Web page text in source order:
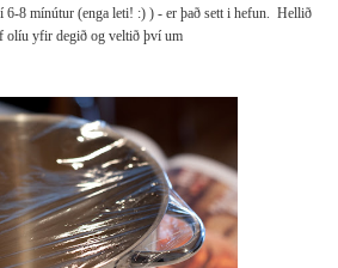
6-8 mínútur (enga leti! :) ) - er það sett i hefun. Hellið
olíu yfir degið og veltið því um